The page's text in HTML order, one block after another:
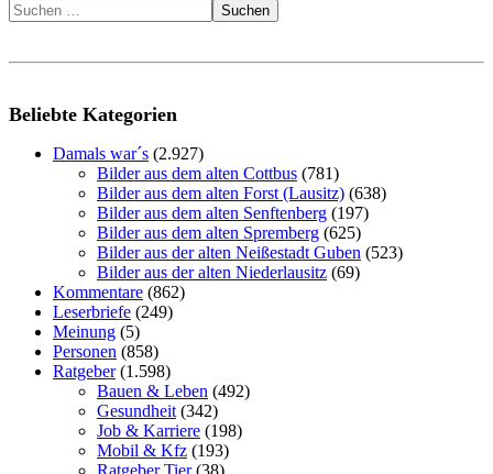
Suchen
Beliebte Kategorien
Damals war´s (2.927)
Bilder aus dem alten Cottbus (781)
Bilder aus dem alten Forst (Lausitz) (638)
Bilder aus dem alten Senftenberg (197)
Bilder aus dem alten Spremberg (625)
Bilder aus der alten Neißestadt Guben (523)
Bilder aus der alten Niederlausitz (69)
Kommentare (862)
Leserbriefe (249)
Meinung (5)
Personen (858)
Ratgeber(1.598)
Bauen & Leben (492)
Gesundheit (342)
Job & Karriere (198)
Mobil & Kfz (193)
Ratgeber Tier(38)